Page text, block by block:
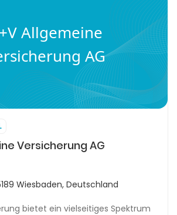
Allgemeine
AG
Versicherung AG
Wiesbaden, Deutschland
bietet ein vielseitiges Spektrum